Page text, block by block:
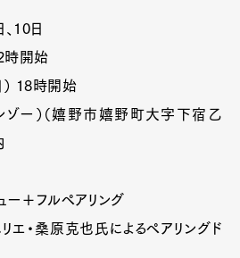
10日
時開始
） 18時開始
ゾー）（嬉野市嬉野町大字下宿乙
ー＋フルペアリング
エ・桑原克也氏によるペアリングド